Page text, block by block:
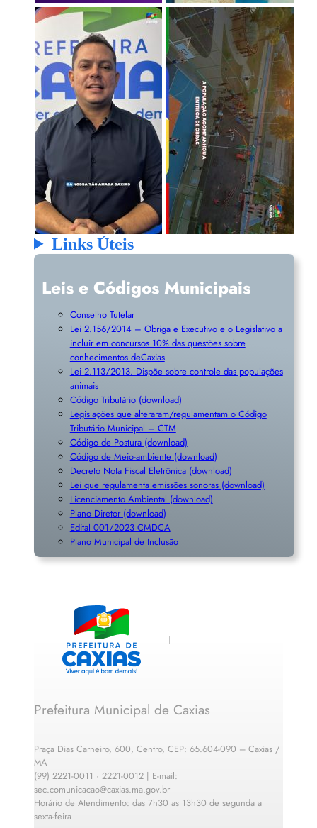
Links Úteis
Leis e Códigos Municipais
Conselho Tutelar
Lei 2.156/2014 – Obriga e Executivo e o Legislativo a
incluir em concursos 10% das questões sobre
conhecimentos deCaxias
Lei 2.113/2013. Dispõe sobre controle das populações
animais
Código Tributário (download)
Legislações que alteraram/regulamentam o Código
Tributário Municipal – CTM
Código de Postura (download)
Código de Meio-ambiente (download)
Decreto Nota Fiscal Eletrônica (download)
Lei que regulamenta emissões sonoras (download)
Licenciamento Ambiental (download)
Plano Diretor (download)
Edital 001/2023 CMDCA
Plano Municipal de Inclusão
Prefeitura Municipal de Caxias
Praça Dias Carneiro, 600, Centro, CEP: 65.604-090 – Caxias /
MA
(99) 2221-0011 · 2221-0012 | E-mail:
sec.comunicacao@caxias.ma.gov.br
Horário de Atendimento: das 7h30 as 13h30 de segunda a
sexta-feira